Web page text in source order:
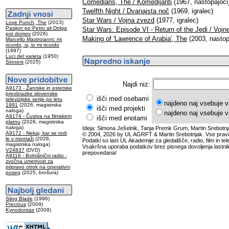
Love Punch, The (2013)
Pasijon po Petru ali Dolga
pot domov (2026)
Marcello Mastroianni: mi
ricordo, si, io mi ricordo
(1997)
Luci del varieta (1950)
Sinners (2025)
A9173 - Žanrske in estetske
preobrazbe slovenske
televizijske serije po letu
1991 (2026, magistrska
naloga)
A9174 - Čustva na filmskem
platnu (2026, magistrska
naloga)
A9172 - Nekaj, kar se rodi
le v montaži (2026,
magistrska naloga)
V24837 (DVD)
A9116 - Bolnišnični radio -
zvočna umetnost za
pripravo otrok na operativni
poseg (2025, brošura)
Sling Blade (1996)
Precious (2009)
Kynodontas (2009)
Comedians, The / Komedijanti (1967,
Twelfth Night / Dvanajsta noč (1969, igralec)
Star Wars / Vojna zvezd (1977, igralec)
Star Wars: Episode VI - Return of the Jedi /
Making of 'Lawrence of Arabia', The (2003,
Najdi niz:
išči med osebami
išči med projekti
išči med enotami
najdeno naj vsebuje
najdeno naj vsebuje
Ideja: Simona Ješelnik, Tanja Premk Grum, Martin
© 2004, 2026 by UL AGRFT & Martin Srebotnjak. Vse
Podatki so last UL Akademije za gledališče, radio, film in
Vsakršna uporaba podatkov brez pisnega dovoljenja
prepovedana!